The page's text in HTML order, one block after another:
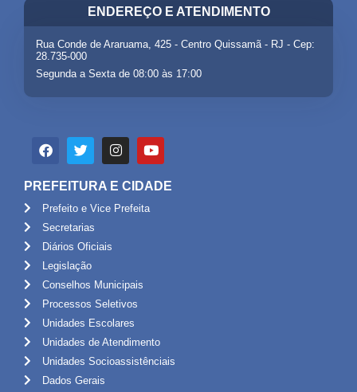
ENDEREÇO E ATENDIMENTO
Rua Conde de Araruama, 425 - Centro Quissamã - RJ - Cep:
28.735-000
Segunda a Sexta de 08:00 às 17:00
PREFEITURA E CIDADE
Prefeito e Vice Prefeita
Secretarias
Diários Oficiais
Legislação
Conselhos Municipais
Processos Seletivos
Unidades Escolares
Unidades de Atendimento
Unidades Socioassistênciais
Dados Gerais